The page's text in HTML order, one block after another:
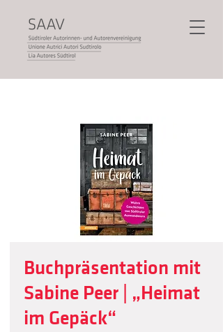
Buchpräsentation mit
Sabine Peer | „Heimat
im Gepäck“